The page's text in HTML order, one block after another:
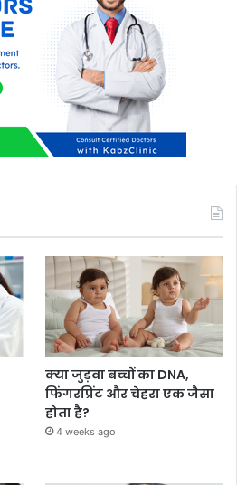
क्या जुड़वा बच्चों का DNA,
फिंगरप्रिंट और चेहरा एक जैसा
होता है?
4 weeks ago